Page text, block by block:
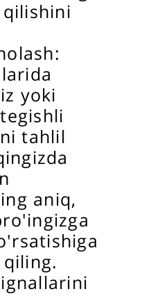
yoki
tahlil
aniq,